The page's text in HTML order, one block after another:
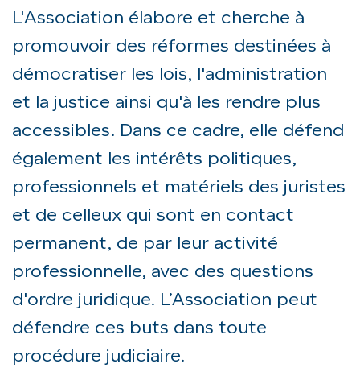
L'Association élabore et cherche à
promouvoir des réformes destinées à
démocratiser les lois, l'administration
et la justice ainsi qu'à les rendre plus
accessibles. Dans ce cadre, elle défend
également les intérêts politiques,
professionnels et matériels des juristes
et de celleux qui sont en contact
permanent, de par leur activité
professionnelle, avec des questions
d'ordre juridique. L’Association peut
défendre ces buts dans toute
procédure judiciaire.